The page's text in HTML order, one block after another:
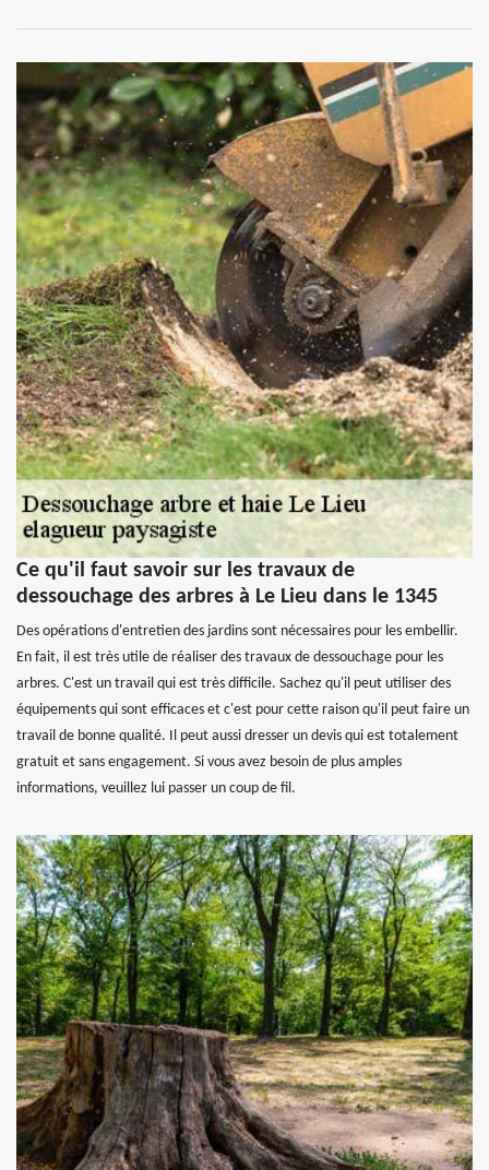
Ce qu'il faut savoir sur les travaux de
dessouchage des arbres à Le Lieu dans le 1345
Des opérations d'entretien des jardins sont nécessaires pour les embellir.
En fait, il est très utile de réaliser des travaux de dessouchage pour les
arbres. C'est un travail qui est très difficile. Sachez qu'il peut utiliser des
équipements qui sont efficaces et c'est pour cette raison qu'il peut faire un
travail de bonne qualité. Il peut aussi dresser un devis qui est totalement
gratuit et sans engagement. Si vous avez besoin de plus amples
informations, veuillez lui passer un coup de fil.